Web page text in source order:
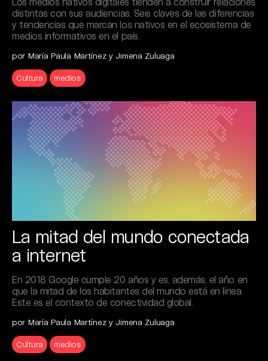
distintas con sus audiencias. Seis claves de las diferencias
y tendencias que marcan los nativos en el ecosistema de
medios informativos en el país.
por María Paula Martínez y Jimena Zuluaga
Cultura medios
La mitad del mundo conectada
a internet
En 2018 Google cumple 20 años y es, además, el año en
que la mitad de los habitantes del mundo está en línea.
Este es el contexto de conectividad global.
por María Paula Martínez y Jimena Zuluaga
Cultura medios